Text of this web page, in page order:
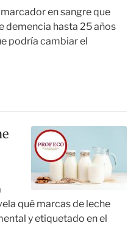
en sangre que
demencia hasta 25 años
podría cambiar el
qué marcas de leche
y etiquetado en el